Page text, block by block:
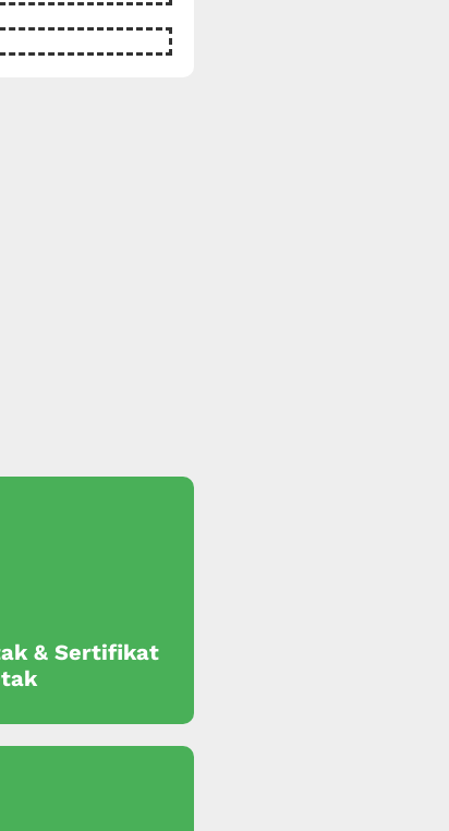
& Sertifikat